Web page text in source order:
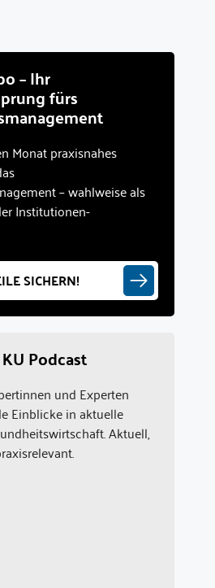
– Ihr
fürs
Monat praxisnahes
– wahlweise als
Institutionen-
SICHERN!
Podcast
und Experten
Einblicke in aktuelle
Aktuell,